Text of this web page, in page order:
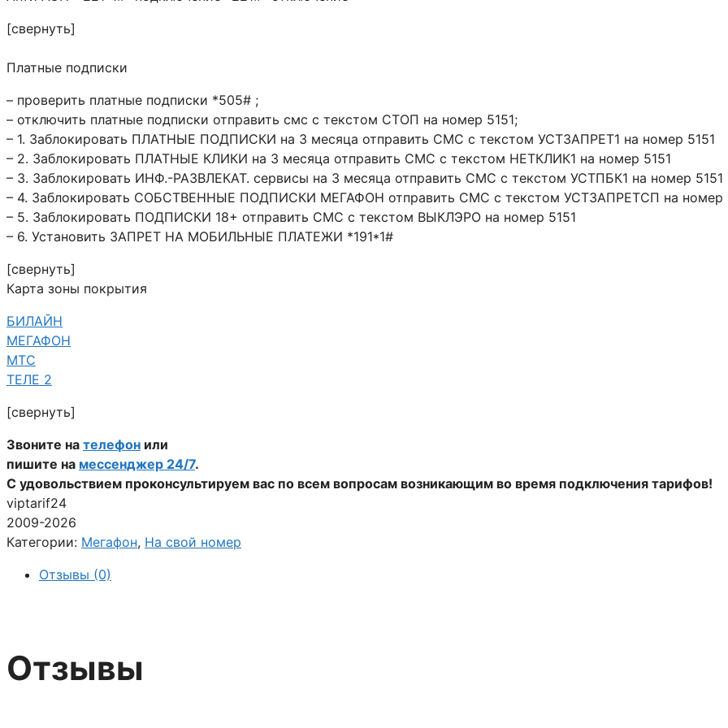
[свернуть]
Платные подписки
– проверить платные подписки *505# ;
– отключить платные подписки отправить смс с текстом СТОП на номер 5151;
– 1. Заблокировать ПЛАТНЫЕ ПОДПИСКИ на 3 месяца отправить СМС с текстом УСТЗАПРЕТ1 на номер 5151
– 2. Заблокировать ПЛАТНЫЕ КЛИКИ на 3 месяца отправить СМС с текстом НЕТКЛИК1 на номер 5151
– 3. Заблокировать ИНФ.-РАЗВЛЕКАТ. сервисы на 3 месяца отправить СМС с текстом УСТПБК1 на номер 5151
– 4. Заблокировать СОБСТВЕННЫЕ ПОДПИСКИ МЕГАФОН отправить СМС с текстом УСТЗАПРЕТСП на номер
– 5. Заблокировать ПОДПИСКИ 18+ отправить СМС с текстом ВЫКЛЭРО на номер 5151
– 6. Установить ЗАПРЕТ НА МОБИЛЬНЫЕ ПЛАТЕЖИ *191*1#
[свернуть]
Карта зоны покрытия
БИЛАЙН
МЕГАФОН
МТС
ТЕЛЕ 2
[свернуть]
Звоните на телефон или
пишите на мессенджер 24/7.
С удовольствием проконсультируем вас по всем вопросам возникающим во время подключения тарифов!
viptarif24
2009-2026
Категории: Мегафон, На свой номер
Отзывы (0)
Отзывы